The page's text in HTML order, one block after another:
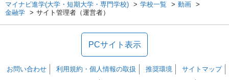
マイナビ進学(大学・短期大学・専門学校) 学校一覧
動画
金融学
サイト管理者（運営者）
PCサイト表示
お問い合わせ 利用規約・個人情報の取扱 推奨環境
サイトマップ